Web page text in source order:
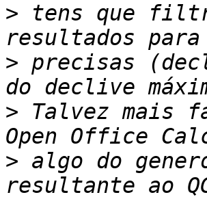
> tens que
> precisas
> Talvez mais
> algo do